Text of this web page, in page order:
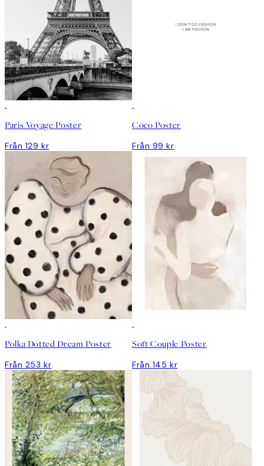
Paris Voyage Poster
Från 129 kr
Coco Poster
Från 99 kr
Polka Dotted Dream Poster
Från 253 kr
Soft Couple Poster
Från 145 kr